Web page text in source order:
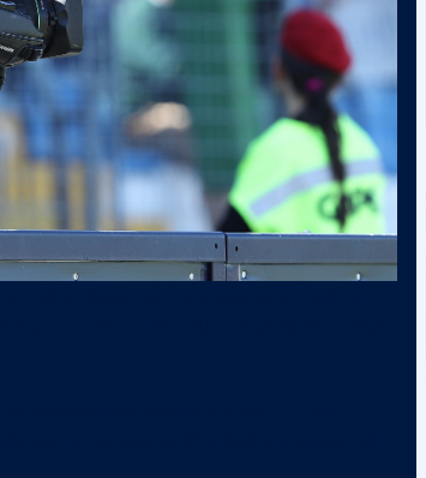
Liga-te Em 22/06/2026
Revista Liga-te N.º 44 - Campeões